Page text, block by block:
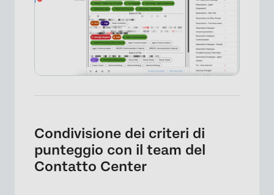
Condivisione dei criteri di
punteggio con il team del
Contatto Center